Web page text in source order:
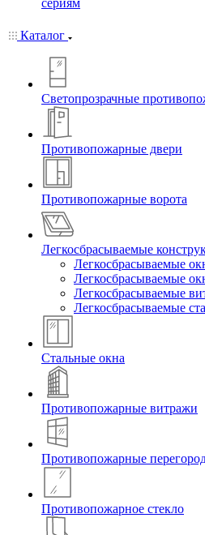
сериям
Каталог
Светопрозрачные
Противопожарные двери
Противопожарные ворота
Легкосбрасываемые
Легкосбрасываемые
Легкосбрасываемые
Легкосбрасываемые
Легкосбрасываемые
Стальные окна
Противопожарные витражи
Противопожарные
Противопожарное стекло